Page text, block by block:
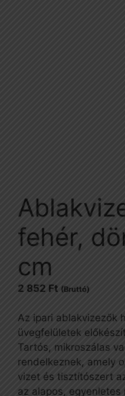
fehér,
cm
2 852 Ft (Bruttó)
Az ipari ablakvizezők
üvegfelületek
Tartós, mikroszálas
rendelkeznek, amely
vizet és tisztítószert
az alapos,